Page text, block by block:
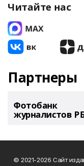
Читайте нас
Партнеры
Фотобанк
журналистов
© 2021-2026 Сайт